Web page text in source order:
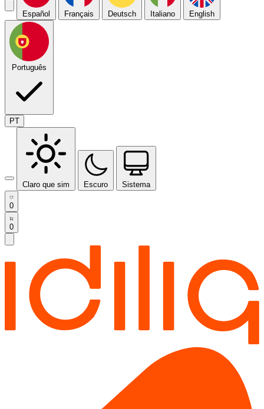
Español Français Deutsch Italiano English
Português
PT
Claro que sim Escuro Sistema
0
0